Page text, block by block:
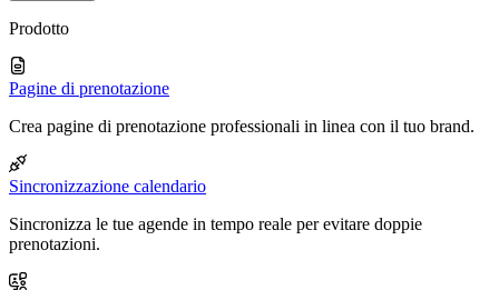
Prodotto
Pagine di prenotazione
Crea pagine di prenotazione professionali in linea con il tuo brand.
Sincronizzazione calendario
Sincronizza le tue agende in tempo reale per evitare doppie
prenotazioni.